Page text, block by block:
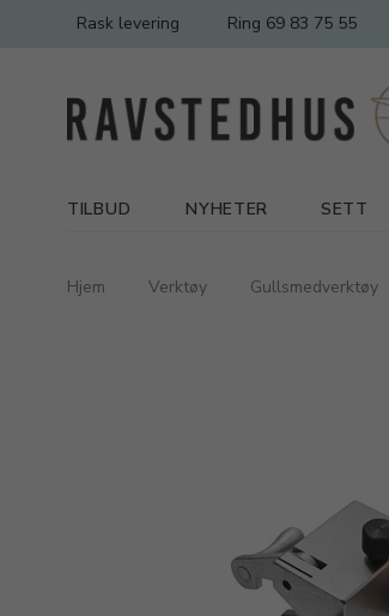
Rask levering Ring 69 83 75 55
TILBUD NYHETER SETT
Hjem Verktøy Gullsmedverktøy